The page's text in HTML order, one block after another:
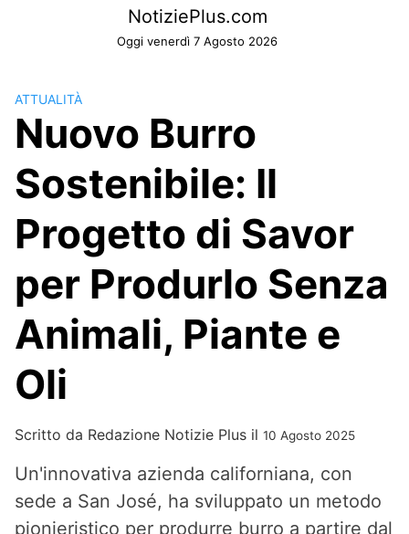
NotiziePlus.com
Oggi venerdì 7 Agosto 2026
ATTUALITÀ
Nuovo Burro
Sostenibile: Il
Progetto di Savor
per Produrlo Senza
Animali, Piante e
Oli
Scritto da Redazione Notizie Plus il 10 Agosto 2025
Un'innovativa azienda californiana, con
sede a San José, ha sviluppato un metodo
pionieristico per produrre burro a partire dal